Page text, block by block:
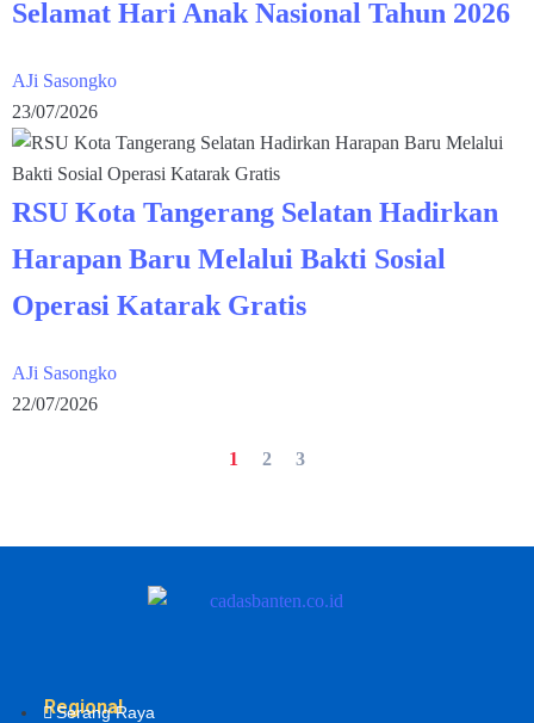
Selamat Hari Anak Nasional Tahun 2026
AJi Sasongko
23/07/2026
RSU Kota Tangerang Selatan Hadirkan
Harapan Baru Melalui Bakti Sosial
Operasi Katarak Gratis
AJi Sasongko
22/07/2026
1 2 3
Regional
Serang Raya